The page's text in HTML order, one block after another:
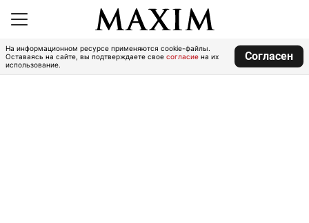
На информационном ресурсе применяются cookie-файлы.
Оставаясь на сайте, вы подтверждаете свое согласие на их
использование.
Согласен